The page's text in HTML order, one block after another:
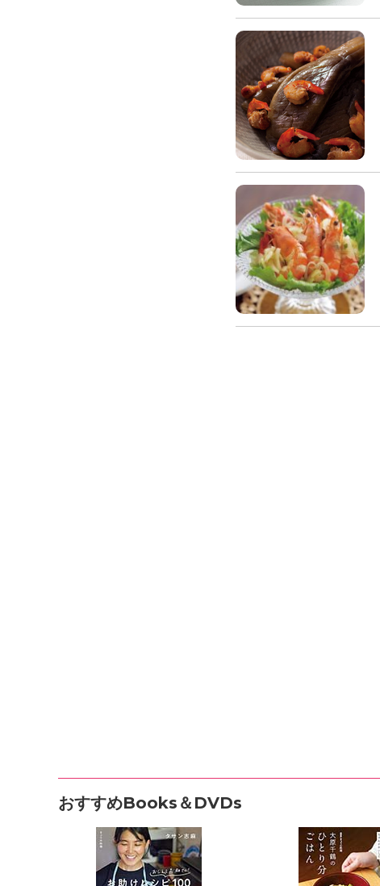
おすすめBooks＆DVDs